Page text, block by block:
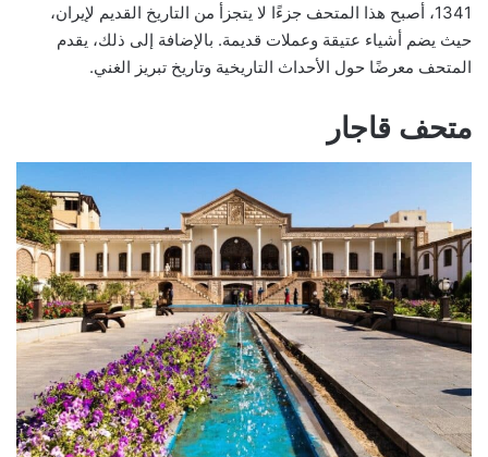
1341، أصبح هذا المتحف جزءًا لا يتجزأ من التاريخ القديم لإيران،
حيث يضم أشياء عتيقة وعملات قديمة. بالإضافة إلى ذلك، يقدم
المتحف معرضًا حول الأحداث التاريخية وتاريخ تبريز الغني.
متحف قاجار